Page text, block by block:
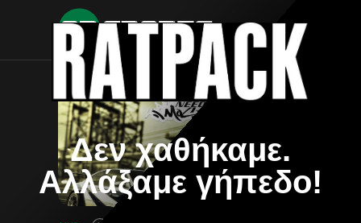
Δεν χαθήκαμε.
Αλλάξαμε γήπεδο!